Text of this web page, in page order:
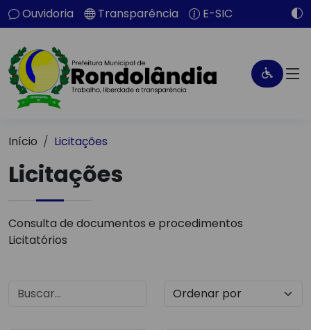
Ouvidoria Transparência E-SIC
Início Licitações
Licitações
Consulta de documentos e procedimentos
Licitatórios